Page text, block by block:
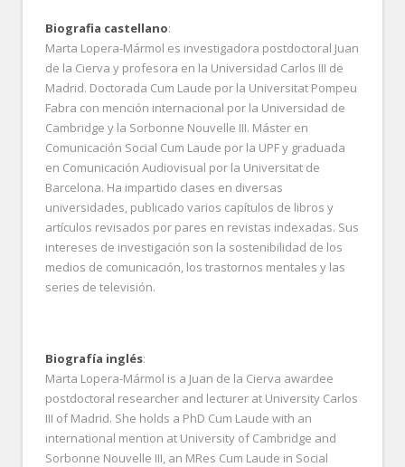
Biografia castellano:
Marta Lopera-Mármol es investigadora postdoctoral Juan
de la Cierva y profesora en la Universidad Carlos III de
Madrid. Doctorada Cum Laude por la Universitat Pompeu
Fabra con mención internacional por la Universidad de
Cambridge y la Sorbonne Nouvelle III. Máster en
Comunicación Social Cum Laude por la UPF y graduada
en Comunicación Audiovisual por la Universitat de
Barcelona. Ha impartido clases en diversas
universidades, publicado varios capítulos de libros y
artículos revisados por pares en revistas indexadas. Sus
intereses de investigación son la sostenibilidad de los
medios de comunicación, los trastornos mentales y las
series de televisión.
Biografía inglés:
Marta Lopera-Mármol is a Juan de la Cierva awardee
postdoctoral researcher and lecturer at University Carlos
III of Madrid. She holds a PhD Cum Laude with an
international mention at University of Cambridge and
Sorbonne Nouvelle III, an MRes Cum Laude in Social